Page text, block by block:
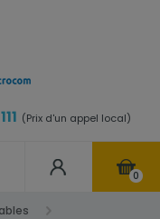
(Prix d'un appel local)
0